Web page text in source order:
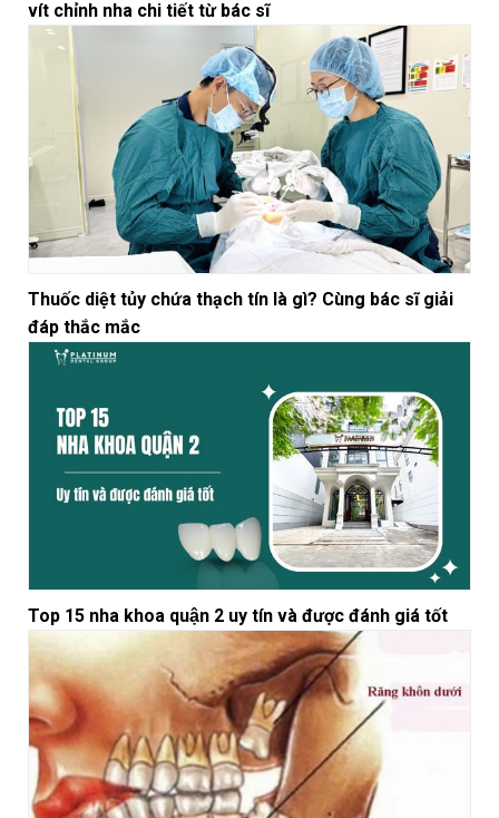
vít chỉnh nha chi tiết từ bác sĩ
Thuốc diệt tủy chứa thạch tín là gì? Cùng bác sĩ giải
đáp thắc mắc
Top 15 nha khoa quận 2 uy tín và được đánh giá tốt